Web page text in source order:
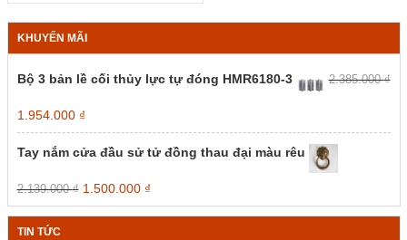
KHUYẾN MÃI
Bộ 3 bản lề cối thủy lực tự đóng HMR6180-3 2.385.000₫
Giá
gốc
là:
2.385.000 ₫.
1.954.000 ₫Giá
hiện
tại
Tay nắm cửa đầu sử tử đồng thau đại màu rêu
2.139.000₫ Giá
gốc
là:
1.500.000 ₫Giá
hiện
tại
TIN TỨC